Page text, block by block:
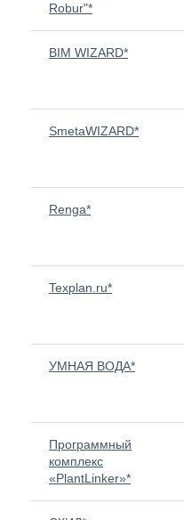
Robur"*
BIM WIZARD*
SmetaWIZARD*
Renga*
Texplan.ru*
УМНАЯ ВОДА*
Программный
комплекс
«PlantLinker»*